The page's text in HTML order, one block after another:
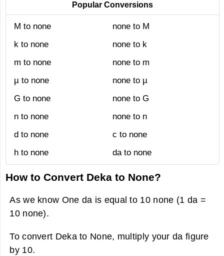
Popular Conversions
M to none
none to M
k to none
none to k
m to none
none to m
µ to none
none to µ
G to none
none to G
n to none
none to n
d to none
c to none
h to none
da to none
How to Convert Deka to None?
As we know One da is equal to 10 none (1 da =
10 none).
To convert Deka to None, multiply your da figure
by 10.